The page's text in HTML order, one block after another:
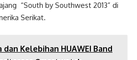
“South by Southwest 2013” di
Serikat.
dan Kelebihan HUAWEI Band